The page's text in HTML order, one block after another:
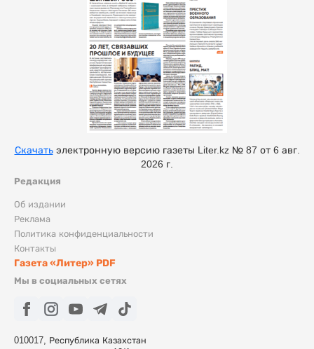
Редакция
Об издании
Реклама
Политика конфиденциальности
Контакты
Газета «Литер» PDF
Мы в социальных сетях
010017, Республика Казахстан
Скачатьэлектронную версию газеты Liter.kz № 87 от 6 авг.
2026 г.